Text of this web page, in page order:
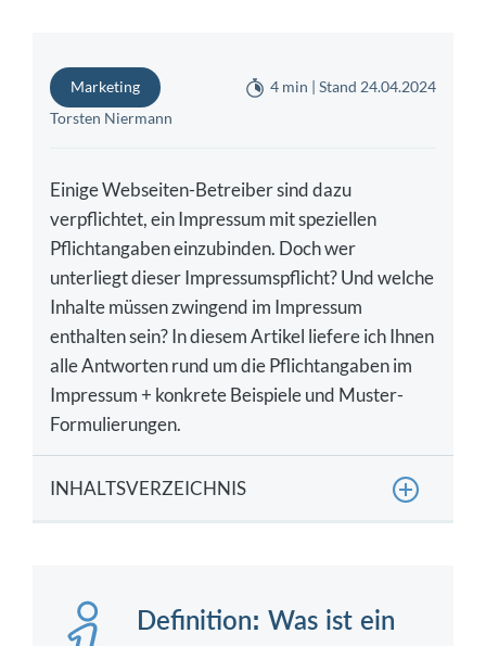
Marketing
4 min | Stand 24.04.2024
Torsten Niermann
Einige Webseiten-Betreiber sind dazu
verpflichtet, ein Impressum mit speziellen
Pflichtangaben einzubinden. Doch wer
unterliegt dieser Impressumspflicht? Und welche
Inhalte müssen zwingend im Impressum
enthalten sein? In diesem Artikel liefere ich Ihnen
alle Antworten rund um die Pflichtangaben im
Impressum + konkrete Beispiele und Muster-
Formulierungen.
INHALTSVERZEICHNIS
Impressums?Definition: Was ist ein